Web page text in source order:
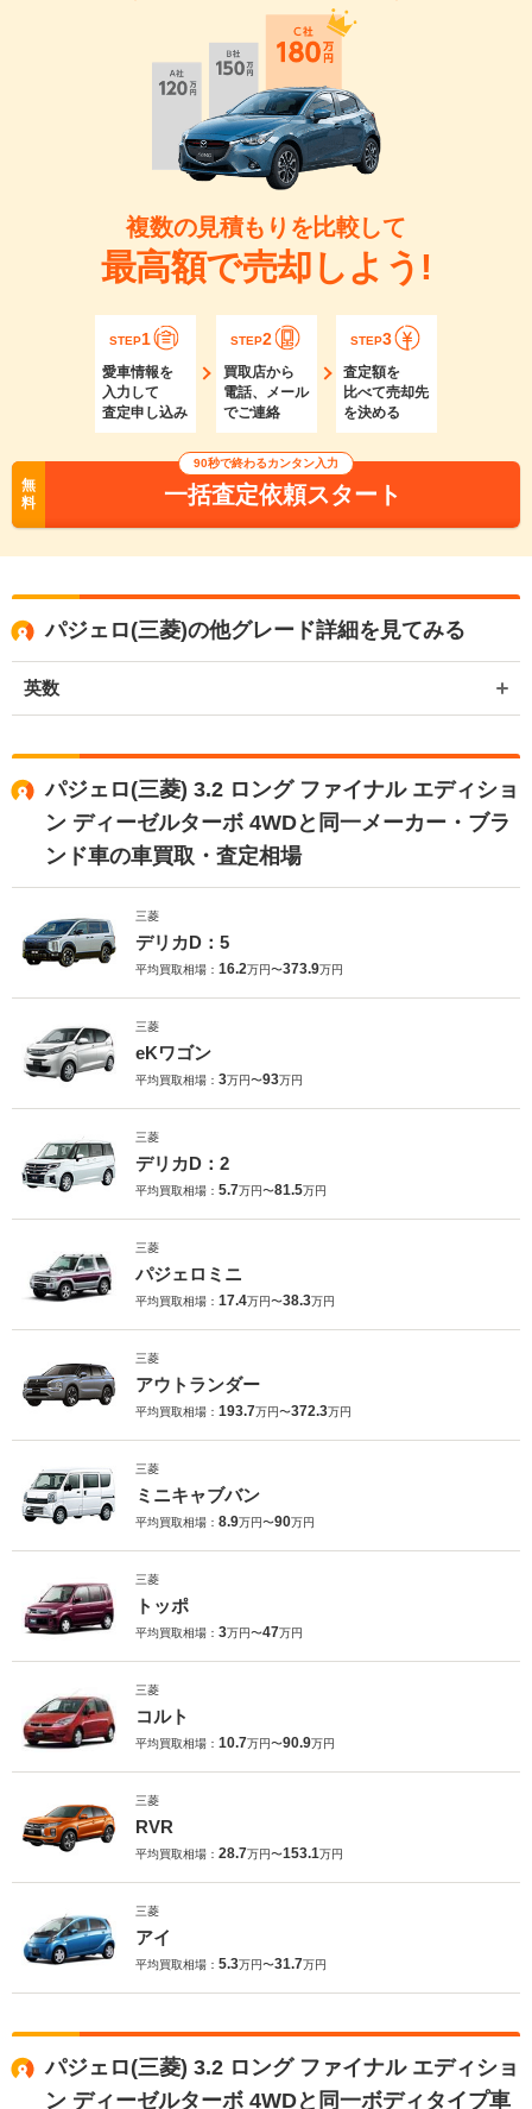
複数の見積もりを比較して
最高額で売却しよう!
STEP1
愛車情報を
入力して
査定申し込み
STEP2
買取店から
電話、メール
でご連絡
STEP3
査定額を
比べて売却先
を決める
無
料
90秒で終わるカンタン入力
一括査定依頼スタート
パジェロ(三菱)の他グレード詳細を見てみる
英数
パジェロ(三菱) 3.2 ロング ファイナル エディショ
ン ディーゼルターボ 4WDと同一メーカー・ブラ
ンド車の車買取・査定相場
三菱
デリカD：5
平均買取相場： 16.2万円〜373.9万円
三菱
eKワゴン
平均買取相場： 3万円〜93万円
三菱
デリカD：2
平均買取相場： 5.7万円〜81.5万円
三菱
パジェロミニ
平均買取相場： 17.4万円〜38.3万円
三菱
アウトランダー
平均買取相場： 193.7万円〜372.3万円
三菱
ミニキャブバン
平均買取相場： 8.9万円〜90万円
三菱
トッポ
平均買取相場： 3万円〜47万円
三菱
コルト
平均買取相場： 10.7万円〜90.9万円
三菱
RVR
平均買取相場： 28.7万円〜153.1万円
三菱
アイ
平均買取相場： 5.3万円〜31.7万円
パジェロ(三菱) 3.2 ロング ファイナル エディショ
ン ディーゼルターボ 4WDと同一ボディタイプ車